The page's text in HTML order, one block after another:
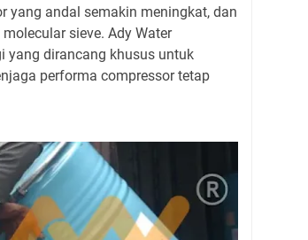
yang andal semakin meningkat, dan
sieve. Ady Water
yang dirancang khusus untuk
performa compressor tetap